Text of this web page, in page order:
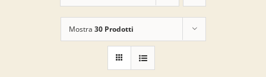
Mostra 30 Prodotti